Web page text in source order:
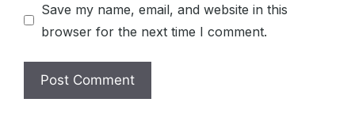
Save my name, email, and website in this
browser for the next time I comment.